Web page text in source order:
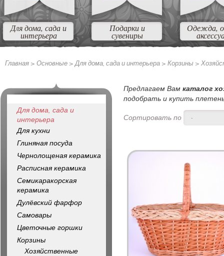
Для дома, сада и
интерьера
Подарки и
сувениры
Одежда,
Главная > Основные >Для дома, сада и интерьера > Корзины >
Предлагаем Вам каталог
подобрать и купить
Сортировать по
-
Для дома, сада и
интерьера
Для кухни
Глиняная посуда
Чернолощеная керамика
Расписная керамика
Семикаракорская
керамика
Дулёвский фарфор
Самовары
Цветочные горшки
Корзины
Хозяйственные